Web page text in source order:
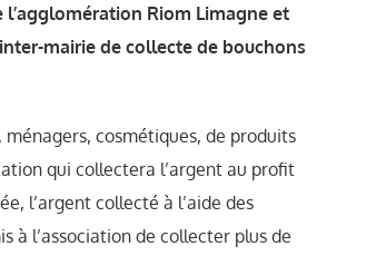
l’agglomération Riom Limagne et
mairie de collecte de bouchons
cosmétiques, de produits
qui collectera l’argent au profit
l’argent collecté à l’aide des
à l’association de collecter plus de